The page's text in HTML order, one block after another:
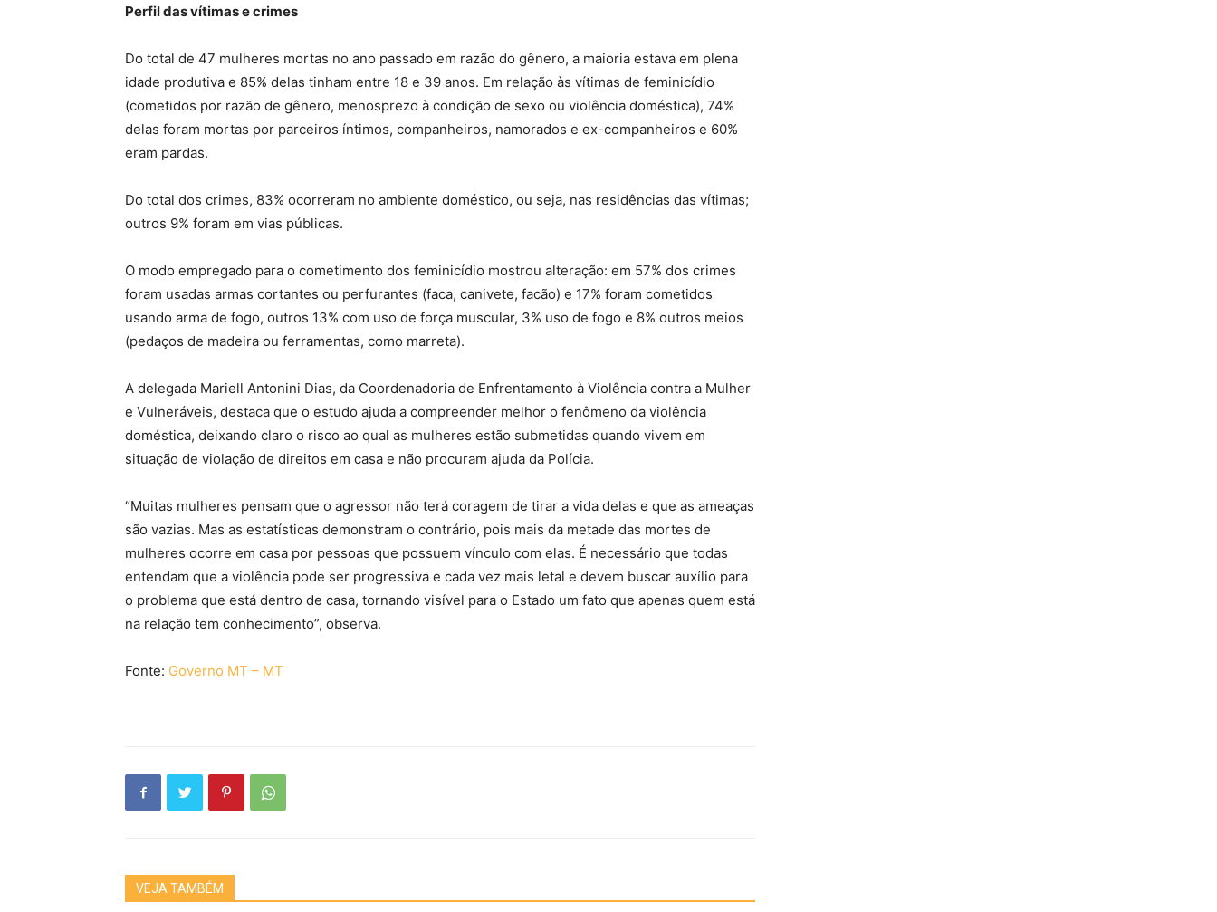
Perfil das vítimas e crimes
Do total de 47 mulheres mortas no ano passado em razão do gênero, a maioria estava em plena
idade produtiva e 85% delas tinham entre 18 e 39 anos. Em relação às vítimas de feminicídio
(cometidos por razão de gênero, menosprezo à condição de sexo ou violência doméstica), 74%
delas foram mortas por parceiros íntimos, companheiros, namorados e ex-companheiros e 60%
eram pardas.
Do total dos crimes, 83% ocorreram no ambiente doméstico, ou seja, nas residências das vítimas;
outros 9% foram em vias públicas.
O modo empregado para o cometimento dos feminicídio mostrou alteração: em 57% dos crimes
foram usadas armas cortantes ou perfurantes (faca, canivete, facão) e 17% foram cometidos
usando arma de fogo, outros 13% com uso de força muscular, 3% uso de fogo e 8% outros meios
(pedaços de madeira ou ferramentas, como marreta).
A delegada Mariell Antonini Dias, da Coordenadoria de Enfrentamento à Violência contra a Mulher
e Vulneráveis, destaca que o estudo ajuda a compreender melhor o fenômeno da violência
doméstica, deixando claro o risco ao qual as mulheres estão submetidas quando vivem em
situação de violação de direitos em casa e não procuram ajuda da Polícia.
“Muitas mulheres pensam que o agressor não terá coragem de tirar a vida delas e que as ameaças
são vazias. Mas as estatísticas demonstram o contrário, pois mais da metade das mortes de
mulheres ocorre em casa por pessoas que possuem vínculo com elas. É necessário que todas
entendam que a violência pode ser progressiva e cada vez mais letal e devem buscar auxílio para
o problema que está dentro de casa, tornando visível para o Estado um fato que apenas quem está
na relação tem conhecimento”, observa.
Fonte: Governo MT – MT
VEJA TAMBÉM